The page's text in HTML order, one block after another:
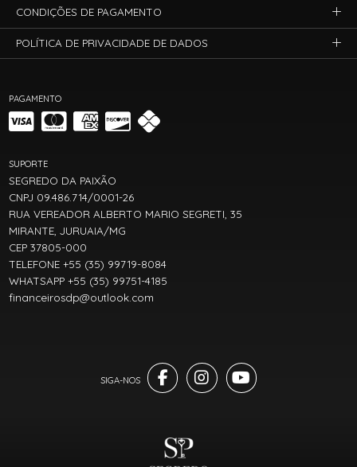
PAGAMENTO
SUPORTE
SEGREDO DA PAIXÃO
CNPJ 09.486.714/0001-26
RUA VEREADOR ALBERTO MARIO SEGRETI, 35
MIRANTE, JURUAIA/MG
CEP 37805-000
TELEFONE +55 (35) 99719-8084
WHATSAPP +55 (35) 99751-4185
financeirosdp@outlook.com
CONDIÇÕES DE PAGAMENTO
POLÍTICA DE PRIVACIDADE DE DADOS